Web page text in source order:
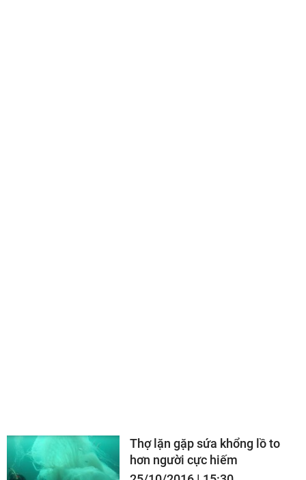
Thợ lặn gặp sứa khổng lồ to
hơn người cực hiếm